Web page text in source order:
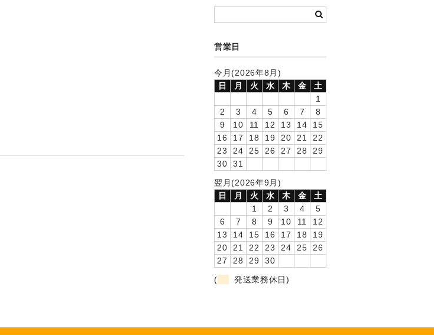
営業日
今月(2026年8月)
日
月 火 水 木 金
土
1
2
3 4 5 6 7
8
9
10 11 12 13 14
15
16
17 18 19 20 21
22
23
24 25 26 27 28
29
30
31
翌月(2026年9月)
日
月 火 水 木 金
土
1
2 3 4
5
6
7 8 9 10 11
12
13
14 15 16 17 18
19
20
21 22 23 24 25
26
27
28 29
30
(
発送業務休日)